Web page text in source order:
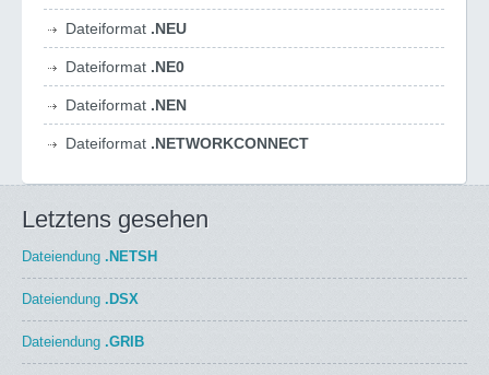
Dateiformat .NEU
Dateiformat .NE0
Dateiformat .NEN
Dateiformat .NETWORKCONNECT
Letztens gesehen
Dateiendung .NETSH
Dateiendung .DSX
Dateiendung .GRIB